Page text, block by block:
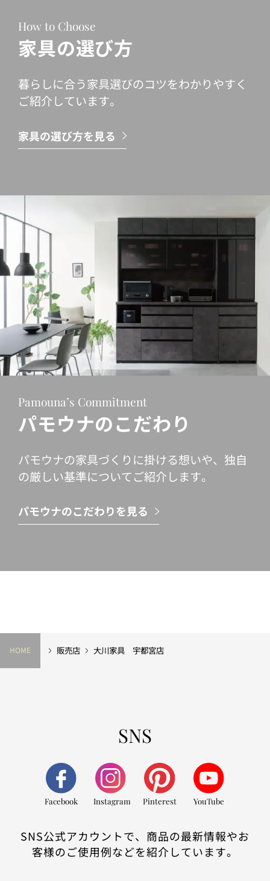
How to Choose
家具の選び方
暮らしに合う家具選びのコツをわかりやすく
ご紹介しています。
家具の選び方を見る
Pamouna’s Commitment
パモウナのこだわり
パモウナの家具づくりに掛ける想いや、独自
の厳しい基準についてご紹介します。
パモウナのこだわりを見る
HOME 販売店 大川家具 宇都宮店
SNS
Facebook Instagram Pinterest YouTube
SNS公式アカウントで、商品の最新情報やお
客様のご使用例などを紹介しています。